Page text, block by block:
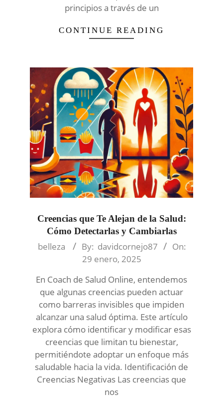
principios a través de un
CONTINUE READING
Creencias que Te Alejan de la Salud:
Cómo Detectarlas y Cambiarlas
2025-
belleza By: davidcornejo87
On:
29 enero, 2025
En Coach de Salud Online, entendemos
que algunas creencias pueden actuar
como barreras invisibles que impiden
alcanzar una salud óptima. Este artículo
explora cómo identificar y modificar esas
creencias que limitan tu bienestar,
permitiéndote adoptar un enfoque más
saludable hacia la vida. Identificación de
Creencias Negativas Las creencias que
nos